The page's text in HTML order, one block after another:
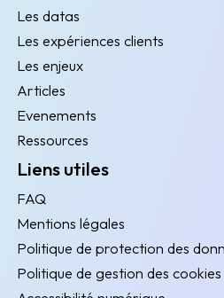
Les datas
Les expériences clients
Les enjeux
Articles
Evenements
Ressources
Liens utiles
FAQ
Mentions légales
Politique de protection des
Politique de gestion des cookies